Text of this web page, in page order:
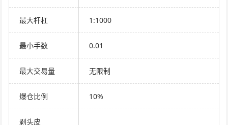
最大杆杠 1:1000
最小手数 0.01
最大交易量 无限制
爆仓比例 10%
剥头皮